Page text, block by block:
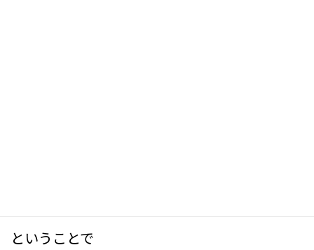
ということで